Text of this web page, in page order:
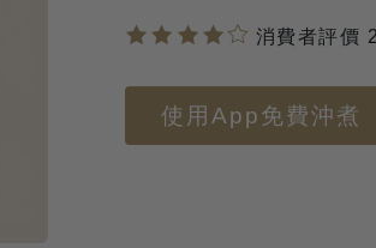
消費者評價 2
使用App免費沖煮